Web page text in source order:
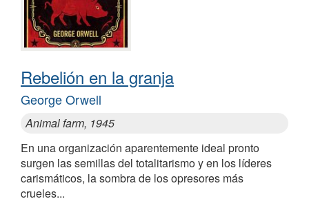
Rebelión en la granja
George Orwell
Animal farm, 1945
En una organización aparentemente ideal pronto
surgen las semillas del totalitarismo y en los líderes
carismáticos, la sombra de los opresores más
crueles...